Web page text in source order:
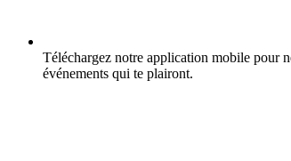
Téléchargez notre application mobile pour
événements qui te plairont.